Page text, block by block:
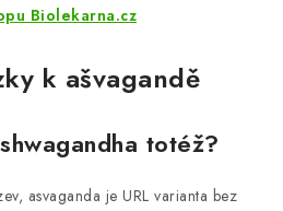
Biolekarna.cz
k ašvagandě
totéž?
asvaganda je URL varianta bez